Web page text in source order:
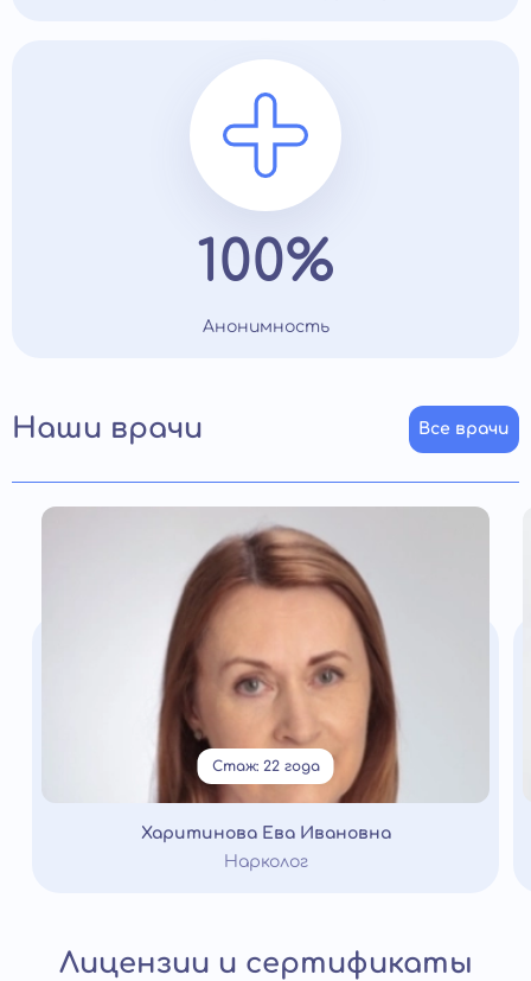
100%
Анонимность
Наши врачи Все врачи
Стаж: 22 года
Харитинова Ева Ивановна
Нарколог
Лицензии и сертификаты